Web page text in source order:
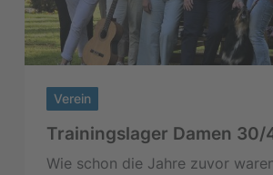
Verein
Trainingslager Damen
Wie schon die Jahre zuvor